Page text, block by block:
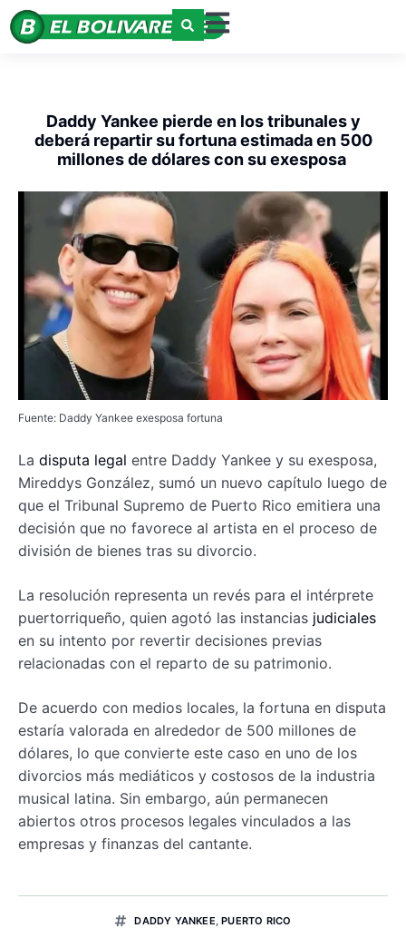
Daddy Yankee pierde en los tribunales y
deberá repartir su fortuna estimada en 500
millones de dólares con su exesposa
Fuente: Daddy Yankee exesposa fortuna
La disputa legal entre Daddy Yankee y su exesposa,
Mireddys González, sumó un nuevo capítulo luego de
que el Tribunal Supremo de Puerto Rico emitiera una
decisión que no favorece al artista en el proceso de
división de bienes tras su divorcio.
La resolución representa un revés para el intérprete
puertorriqueño, quien agotó las instancias judiciales
en su intento por revertir decisiones previas
relacionadas con el reparto de su patrimonio.
De acuerdo con medios locales, la fortuna en disputa
estaría valorada en alrededor de 500 millones de
dólares, lo que convierte este caso en uno de los
divorcios más mediáticos y costosos de la industria
musical latina. Sin embargo, aún permanecen
abiertos otros procesos legales vinculados a las
empresas y finanzas del cantante.
DADDY YANKEE,PUERTO RICO